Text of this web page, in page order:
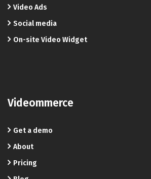
Video Ads
Social media
On-site Video Widget
Videommerce
Get a demo
About
Pricing